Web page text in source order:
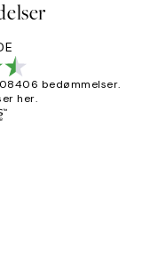
bedømmelser.
her.